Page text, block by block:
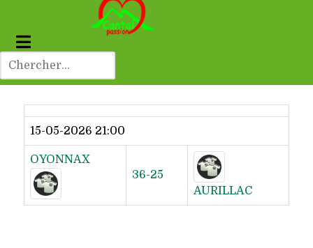
Dernier résultat
15-05-2026 21:00
OYONNAX
36-25
AURILLAC